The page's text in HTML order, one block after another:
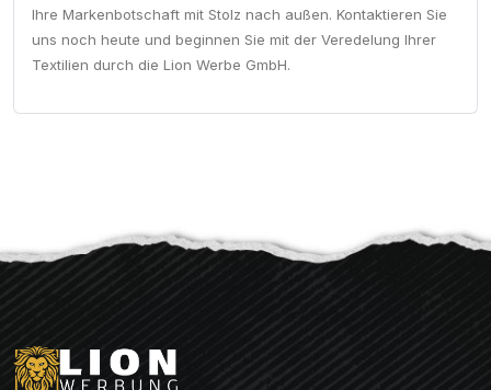
Ihre Markenbotschaft mit Stolz nach außen. Kontaktieren Sie
uns noch heute und beginnen Sie mit der Veredelung Ihrer
Textilien durch die Lion Werbe GmbH.